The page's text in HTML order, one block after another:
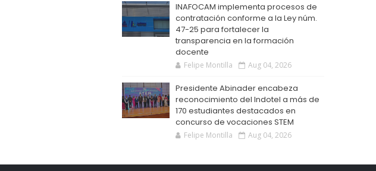
INAFOCAM implementa procesos de
contratación conforme a la Ley núm.
47-25 para fortalecer la
transparencia en la formación
docente
Felipe Montilla Aug 04, 2026
Presidente Abinader encabeza
reconocimiento del Indotel a más de
170 estudiantes destacados en
concurso de vocaciones STEM
Felipe Montilla Aug 04, 2026